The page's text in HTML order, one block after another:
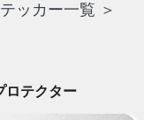
ッカー一覧 ＞
ロテクター